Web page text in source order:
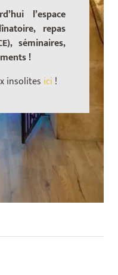
l’espace
repas
séminaires,
!
insolites ici !